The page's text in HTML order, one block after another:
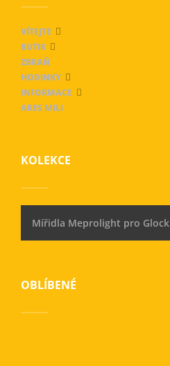
VÍTEJTE
BUTIK
ZBRAŇ
HODINKY
INFORMACE
ARES MILI
KOLEKCE
Mířidla Meprolight pro Glock
OBLÍBENÉ